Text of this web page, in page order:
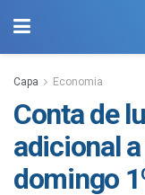
Capa Economia
Conta de
adicional
domingo